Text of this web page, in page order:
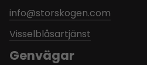
info@storskogen.com
Visselblåsartjänst
Genvägar